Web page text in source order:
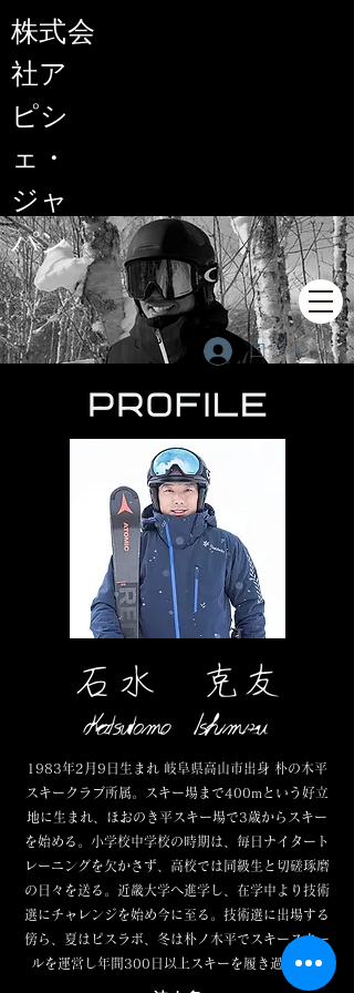
ログイン
​株式会
社ア
ピシ
ェ・
ジャ
パン
1983年2月9日生まれ 岐阜県高山市出身 朴の木平
スキークラブ所属。
スキー場まで400mという好立
地に生まれ、ほおのき平スキー場で3歳からスキー
を始める。小学校中学校の時期は、毎日ナイタート
レーニングを欠かさず、高校では同級生と切磋琢磨
の日々を送る。 近畿大学へ進学し、在学中より技術
選にチャレンジを始め今に至る。 技術選に出場する
傍ら、夏はピスラボ、冬は朴ノ木平でスキースクー
ルを運営し年間300日以上スキーを履き過ごす。